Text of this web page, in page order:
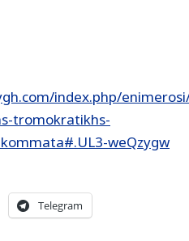
index.php/
tromokratikhs-
weQzygw
Telegram